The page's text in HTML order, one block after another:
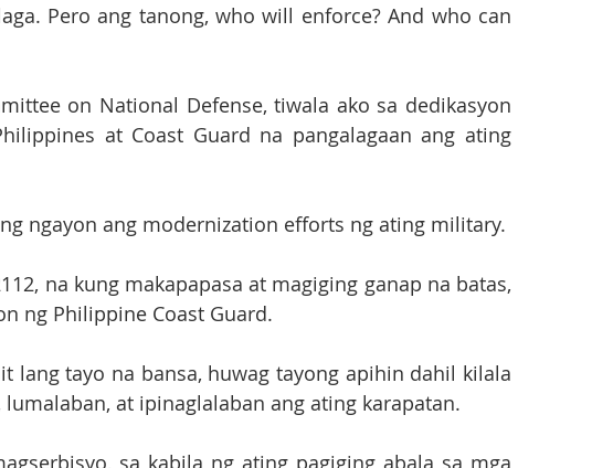
Pero ang tanong, who will enforce? And who can
on National Defense, tiwala ako sa dedikasyon
at Coast Guard na pangalagaan ang ating
ngayon ang modernization efforts ng ating military.
na kung makapapasa at magiging ganap na batas,
ng Philippine Coast Guard.
lang tayo na bansa, huwag tayong apihin dahil kilala
at ipinaglalaban ang ating karapatan.
sa kabila ng ating pagiging abala sa mga